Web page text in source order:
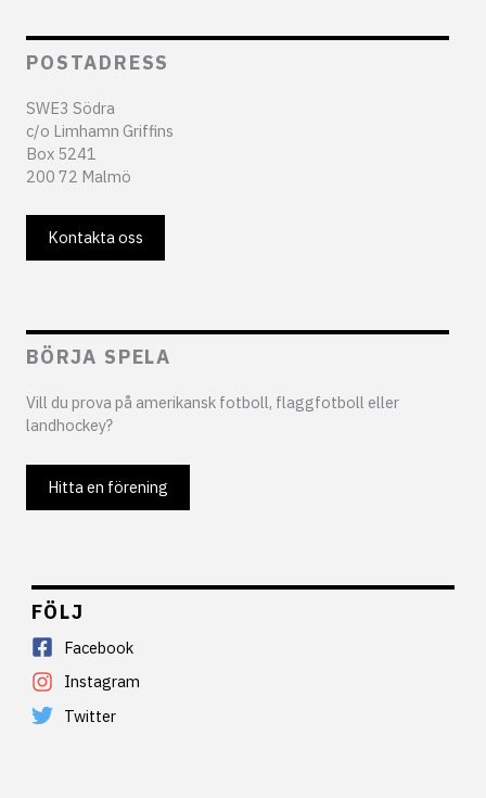
POSTADRESS
SWE3 Södra
c/o Limhamn Griffins
Box 5241
200 72 Malmö
Kontakta oss
BÖRJA SPELA
Vill du prova på amerikansk fotboll, flaggfotboll eller
landhockey?
Hitta en förening
FÖLJ
Facebook
Instagram
Twitter